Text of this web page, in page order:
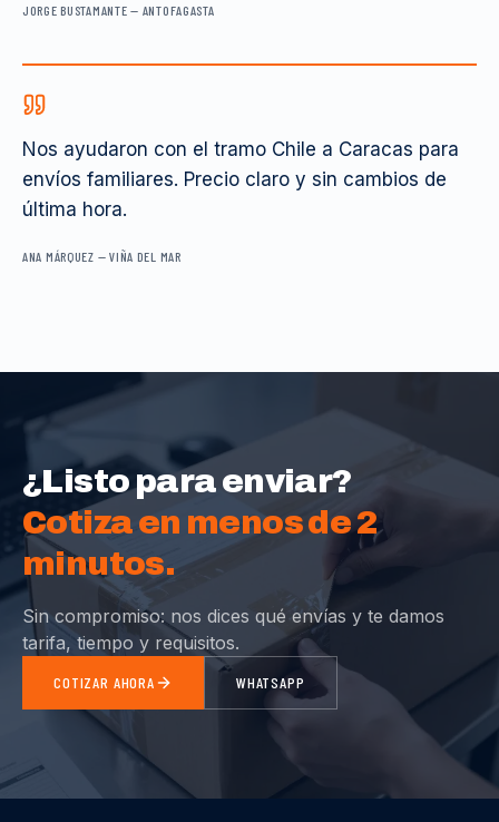
JORGE BUSTAMANTE — ANTOFAGASTA
Nos ayudaron con el tramo Chile a Caracas para
envíos familiares. Precio claro y sin cambios de
última hora.
ANA MÁRQUEZ —VIÑA DEL MAR
¿Listo para enviar?
Cotiza en menos de 2
minutos.
Sin compromiso: nos dices qué envías y te damos
tarifa, tiempo y requisitos.
COTIZAR AHORA WHATSAPP